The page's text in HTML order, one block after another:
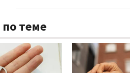
теме